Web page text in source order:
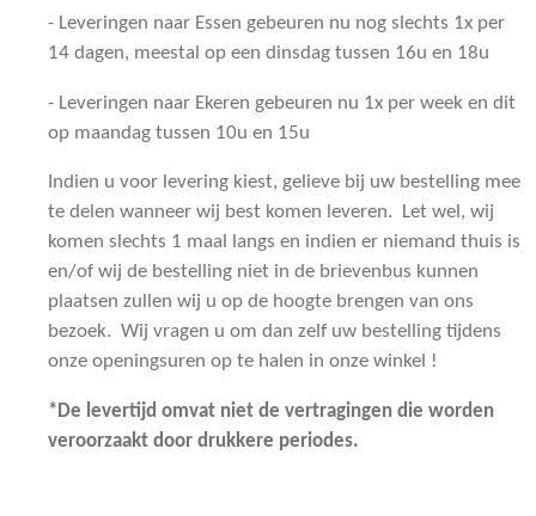
- Leveringen naar Essen gebeuren nu nog slechts 1x per
14 dagen, meestal op een dinsdag tussen 16u en 18u
- Leveringen naar Ekeren gebeuren nu 1x per week en dit
op maandag tussen 10u en 15u
Indien u voor levering kiest, gelieve bij uw bestelling mee
te delen wanneer wij best komen leveren. Let wel, wij
komen slechts 1 maal langs en indien er niemand thuis is
en/of wij de bestelling niet in de brievenbus kunnen
plaatsen zullen wij u op de hoogte brengen van ons
bezoek. Wij vragen u om dan zelf uw bestelling tijdens
onze openingsuren op te halen in onze winkel !
*De levertijd omvat niet de vertragingen die worden
veroorzaakt door drukkere periodes.